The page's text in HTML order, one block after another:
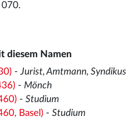
diesem Namen
-Jurist, Amtmann, Syndikus
- Mönch
- Studium
Basel)- Studium